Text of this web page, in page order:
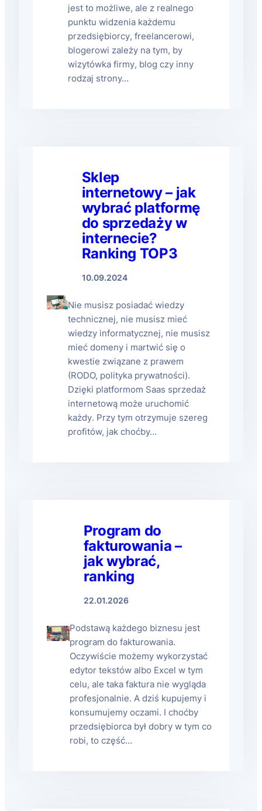
jest to możliwe, ale z realnego
punktu widzenia każdemu
przedsiębiorcy, freelancerowi,
blogerowi zależy na tym, by
wizytówka firmy, blog czy inny
rodzaj strony…
Sklep
internetowy – jak
wybrać platformę
do sprzedaży w
internecie?
Ranking TOP3
10.09.2024
Nie musisz posiadać wiedzy
technicznej, nie musisz mieć
wiedzy informatycznej, nie musisz
mieć domeny i martwić się o
kwestie związane z prawem
(RODO, polityka prywatności).
Dzięki platformom Saas sprzedaż
internetową może uruchomić
każdy. Przy tym otrzymuje szereg
profitów, jak choćby…
Program do
fakturowania –
jak wybrać,
ranking
22.01.2026
Podstawą każdego biznesu jest
program do fakturowania.
Oczywiście możemy wykorzystać
edytor tekstów albo Excel w tym
celu, ale taka faktura nie wygląda
profesjonalnie. A dziś kupujemy i
konsumujemy oczami. I choćby
przedsiębiorca był dobry w tym co
robi, to część…